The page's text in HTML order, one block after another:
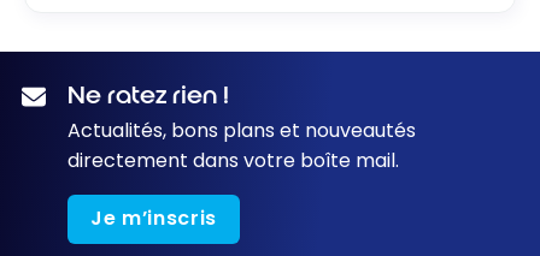
Ne ratez rien !
Actualités, bons plans et nouveautés
directement dans votre boîte mail.
Je m’inscris